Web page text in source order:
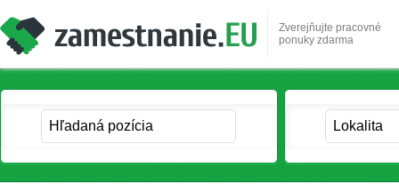
Zverejňujte pracovné
ponuky zdarma